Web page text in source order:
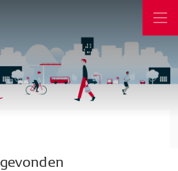
gevonden